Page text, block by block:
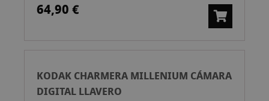
64,90 €
KODAK CHARMERA MILLENIUM CÁMARA
DIGITAL LLAVERO